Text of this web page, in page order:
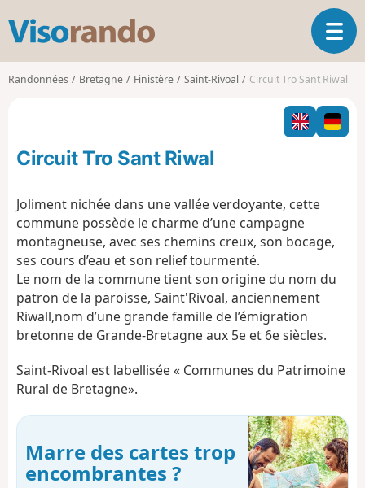
s
o
o
O
u
i
r
l
g
t
Randonnées Bretagne Finistère Saint-Rivoal Circuit Tro Sant Riwal
Circuit Tro Sant Riwal
Joliment nichée dans une vallée verdoyante, cette
commune possède le charme d’une campagne
montagneuse, avec ses chemins creux, son bocage,
ses cours d’eau et son relief tourmenté.
Le nom de la commune tient son origine du nom du
patron de la paroisse, Saint'Rivoal, anciennement
Riwall,nom d’une grande famille de l’émigration
bretonne de Grande-Bretagne aux 5e et 6e siècles.
Saint-Rivoal est labellisée « Communes du Patrimoine
Rural de Bretagne».
Marre des cartes trop
encombrantes ?